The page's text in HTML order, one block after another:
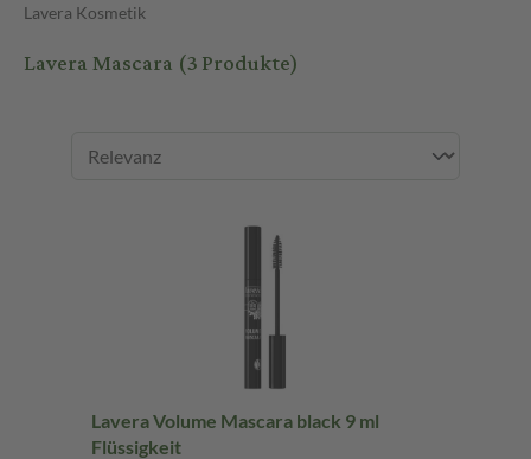
Lavera Kosmetik
Lavera Mascara (3 Produkte)
Lavera Volume Mascara black 9 ml
Flüssigkeit